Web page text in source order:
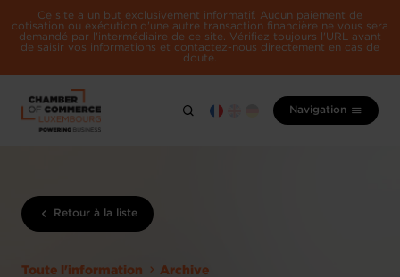
Ce site a un but exclusivement informatif. Aucun paiement de
cotisation ou exécution d'une autre transaction financière ne vous sera
demandé par l'intermédiaire de ce site. Vérifiez toujours l'URL avant
de saisir vos informations et contactez-nous directement en cas de
doute.
Navigation
Retour à la liste
Toute l'information Archive